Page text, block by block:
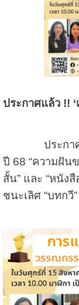
ประกาศแล้ว !! ‘
ประกาศแล้ว
ปี 68 “ความฝัน
สั้น” และ “หนัง
ชนะเลิศ “บทกวี”